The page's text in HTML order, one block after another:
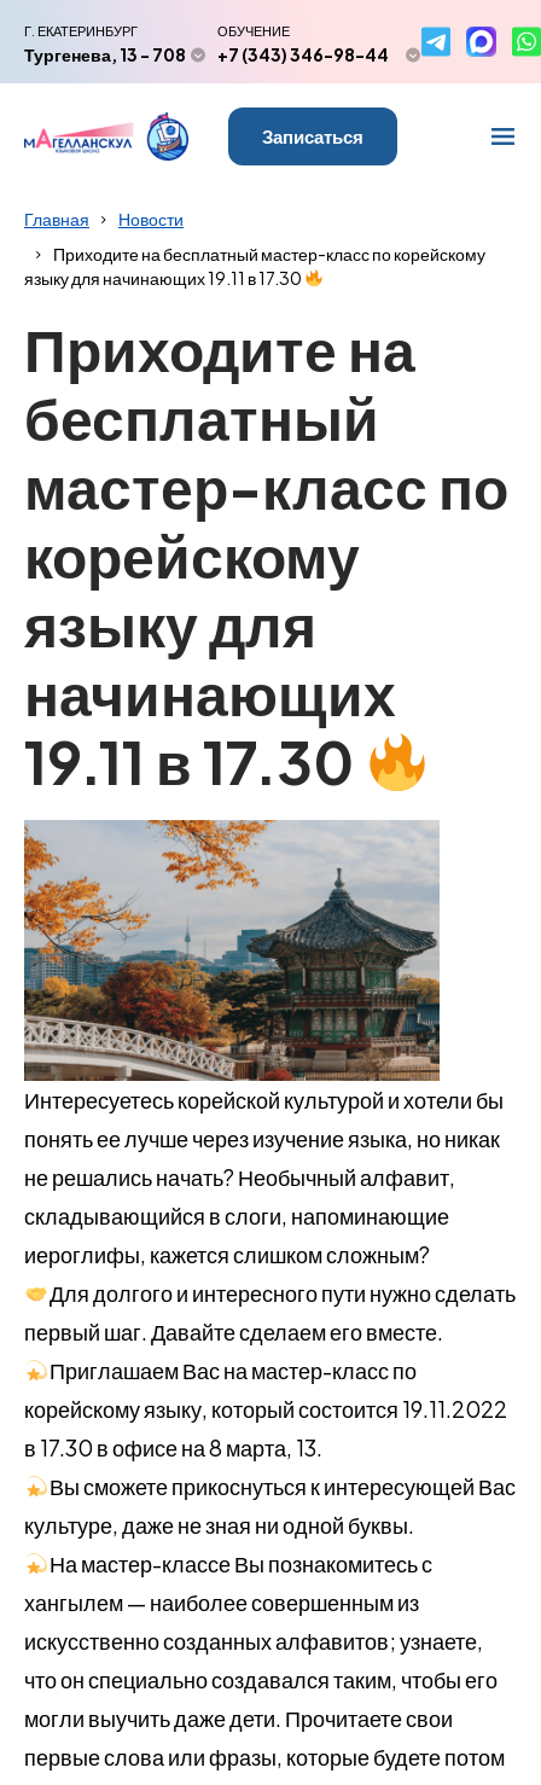
Г. ЕКАТЕРИНБУРГ
Тургенева, 13 - 708
ОБУЧЕНИЕ
+7 (343) 346-98-44
Записаться
Главная
Новости
Приходите на бесплатный мастер-класс по корейскому
языку для начинающих 19.11 в 17.30
Приходите на
бесплатный
мастер-класс по
корейскому
языку для
начинающих
19.11 в 17.30
Интересуетесь корейской культурой и хотели бы
понять ее лучше через изучение языка, но никак
не решались начать? Необычный алфавит,
складывающийся в слоги, напоминающие
иероглифы, кажется слишком сложным?
Для долгого и интересного пути нужно сделать
первый шаг. Давайте сделаем его вместе.
Приглашаем Вас на мастер-класс по
корейскому языку, который состоится 19.11.2022
в 17.30 в офисе на 8 марта, 13.
Вы сможете прикоснуться к интересующей Вас
культуре, даже не зная ни одной буквы.
На мастер-классе Вы познакомитесь с
хангылем — наиболее совершенным из
искусственно созданных алфавитов; узнаете,
что он специально создавался таким, чтобы его
могли выучить даже дети. Прочитаете свои
первые слова или фразы, которые будете потом